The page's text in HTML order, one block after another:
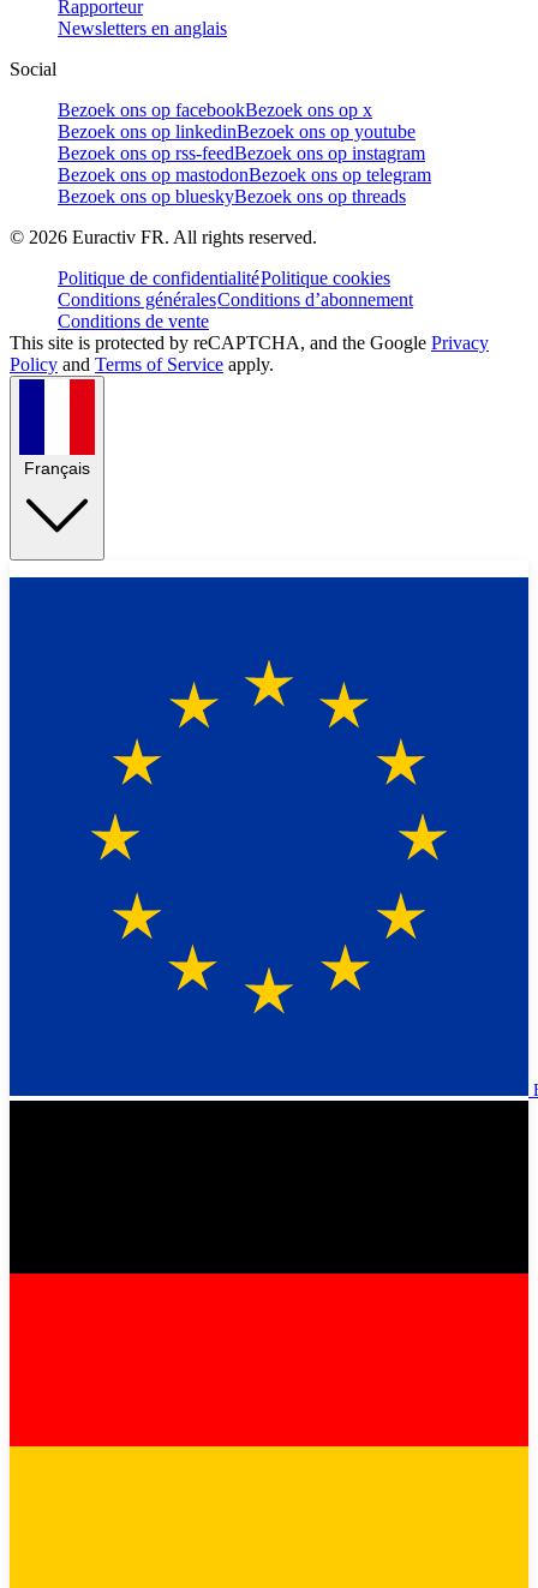
Rapporteur
Newsletters en anglais
Social
Bezoek ons op facebookBezoek ons op x
Bezoek ons op linkedinBezoek ons op youtube
Bezoek ons op rss-feedBezoek ons op instagram
Bezoek ons op mastodonBezoek ons op telegram
Bezoek ons op blueskyBezoek ons op threads
© 2026 Euractiv FR. All rights reserved.
Politique de confidentialitéPolitique cookies
Conditions généralesConditions d’abonnement
Conditions de vente
This site is protected by reCAPTCHA, and the Google Privacy
Policy and Terms of Service apply.
Français